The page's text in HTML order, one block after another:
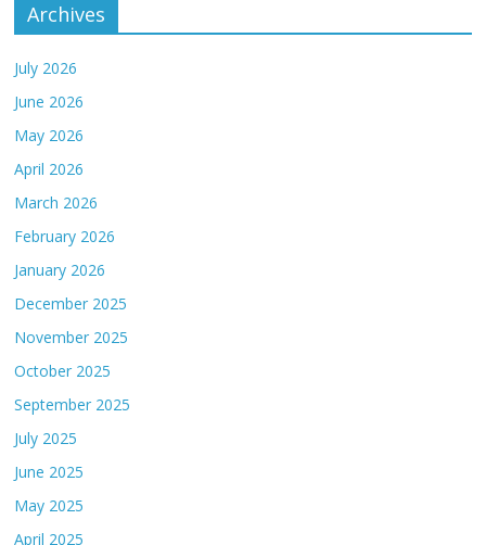
Archives
July 2026
June 2026
May 2026
April 2026
March 2026
February 2026
January 2026
December 2025
November 2025
October 2025
September 2025
July 2025
June 2025
May 2025
April 2025